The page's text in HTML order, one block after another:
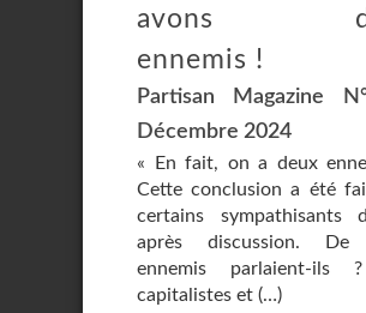
avons
ennemis !
Partisan Magazine
Décembre 2024
« En fait, on a deux
Cette conclusion a été
certains sympathisants
après discussion. De
ennemis parlaient-ils
capitalistes et (…)